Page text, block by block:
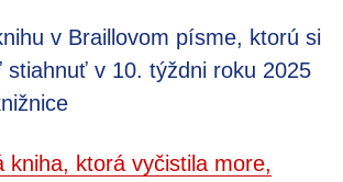
v Braillovom písme, ktorú si
stiahnuť v 10. týždni roku 2025
kniha, ktorá vyčistila more,